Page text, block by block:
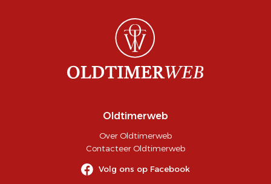
Oldtimerweb
Over Oldtimerweb
Contacteer Oldtimerweb
Volg ons op Facebook